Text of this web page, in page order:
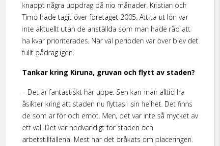
knappt några uppdrag på nio månader. Kristian och
Timo hade tagit över företaget 2005. Att ta ut lön var
inte aktuellt utan de anställda som man hade råd att
ha kvar prioriterades. När väl perioden var över blev det
fullt pådrag igen.
Tankar kring Kiruna, gruvan och flytt av staden?
– Det är fantastiskt här uppe. Sen kan man alltid ha
åsikter kring att staden nu flyttas i sin helhet. Det finns
de som är för och emot. Men, det var inte så mycket av
ett val. Det var nödvändigt för staden och
arbetstillfällena. Mest har det bråkats om placeringen.